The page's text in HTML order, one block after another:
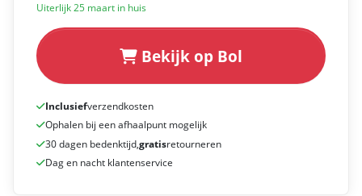
Uiterlijk 25 maart in huis
Bekijk op Bol
Inclusiefverzendkosten
Ophalen bij een afhaalpunt mogelijk
30 dagen bedenktijd,gratisretourneren
Dag en nacht klantenservice